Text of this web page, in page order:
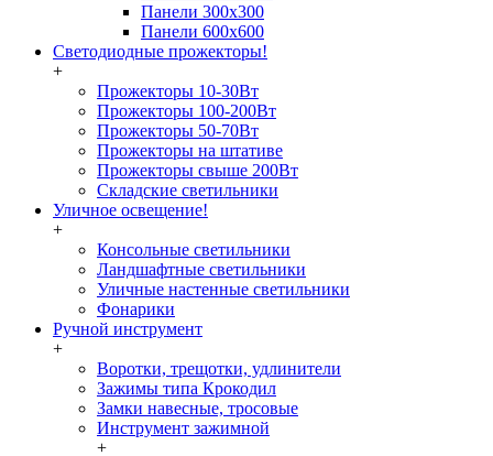
Панели 300х300
Панели 600х600
Светодиодные прожекторы!
+
Прожекторы 10-30Вт
Прожекторы 100-200Вт
Прожекторы 50-70Вт
Прожекторы на штативе
Прожекторы свыше 200Вт
Складские светильники
Уличное освещение!
+
Консольные светильники
Ландшафтные светильники
Уличные настенные светильники
Фонарики
Ручной инструмент
+
Воротки, трещотки, удлинители
Зажимы типа Крокодил
Замки навесные, тросовые
Инструмент зажимной
+